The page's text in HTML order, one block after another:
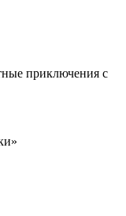
приключения с